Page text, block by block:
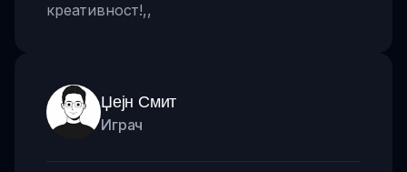
креативност!,,
Џејн Смит
Играч